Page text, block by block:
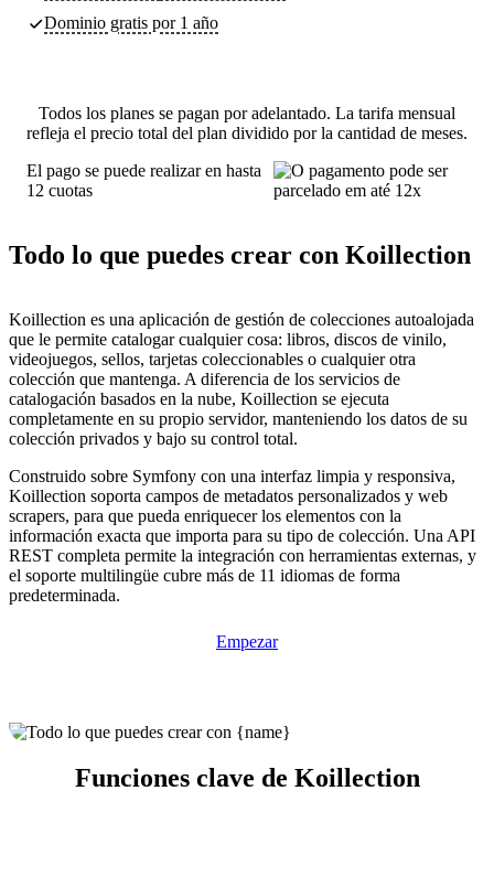
Dominio gratis por 1 año
Todos los planes se pagan por adelantado. La tarifa mensual
refleja el precio total del plan dividido por la cantidad de meses.
El pago se puede realizar en hasta
12 cuotas
Todo lo que puedes crear con Koillection
Koillection es una aplicación de gestión de colecciones autoalojada
que le permite catalogar cualquier cosa: libros, discos de vinilo,
videojuegos, sellos, tarjetas coleccionables o cualquier otra
colección que mantenga. A diferencia de los servicios de
catalogación basados en la nube, Koillection se ejecuta
completamente en su propio servidor, manteniendo los datos de su
colección privados y bajo su control total.
Construido sobre Symfony con una interfaz limpia y responsiva,
Koillection soporta campos de metadatos personalizados y web
scrapers, para que pueda enriquecer los elementos con la
información exacta que importa para su tipo de colección. Una API
REST completa permite la integración con herramientas externas, y
el soporte multilingüe cubre más de 11 idiomas de forma
predeterminada.
Empezar
Funciones clave de Koillection